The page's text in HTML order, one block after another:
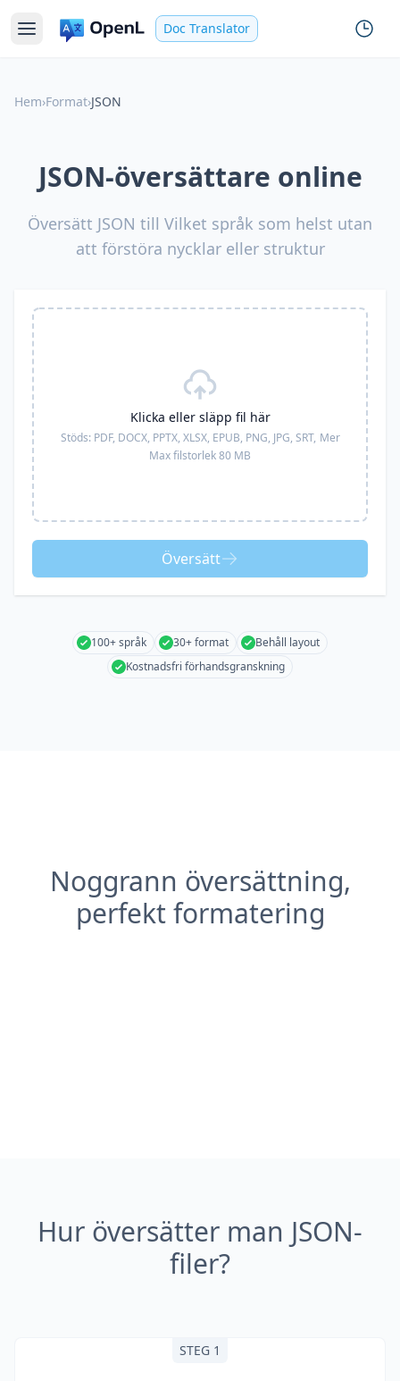
Doc Translator
Hem›Format›JSON
JSON-översättare online
Översätt JSON till Vilket språk som helst utan
att förstöra nycklar eller struktur
Klicka eller släpp fil här
Stöds: PDF, DOCX, PPTX, XLSX, EPUB, PNG, JPG, SRT, Mer
Max filstorlek 80 MB
Översätt
100+ språk 30+ format
Behåll layout
Kostnadsfri förhandsgranskning
Noggrann översättning,
perfekt formatering
Hur översätter man JSON-
filer?
STEG 1